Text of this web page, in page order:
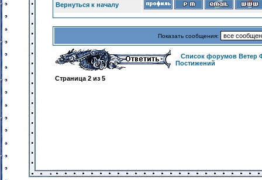
Вернуться к началу
Показать сообщения:
Список форумов Ветер
Постижений
Страница 2 из 5